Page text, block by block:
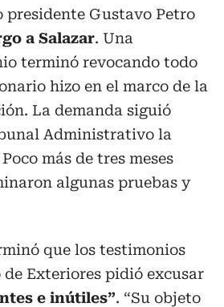
presidente Gustavo Petro
a Salazar. Una
terminó revocando todo
hizo en el marco de la
La demanda siguió
Administrativo la
más de tres meses
algunas pruebas y
que los testimonios
Exteriores pidió excusar
e inútiles”. “Su objeto